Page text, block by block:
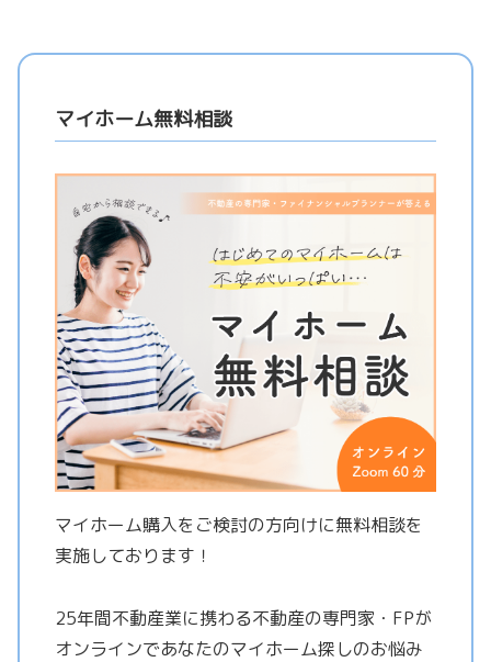
マイホーム無料相談
マイホーム購入をご検討の方向けに無料相談を
実施しております！
25年間不動産業に携わる不動産の専門家・FPが
オンラインであなたのマイホーム探しのお悩み